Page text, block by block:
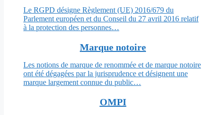
Le RGPD désigne Règlement (UE) 2016/679 du
Parlement européen et du Conseil du 27 avril 2016 relatif
à la protection des personnes…
Marque notoire
Les notions de marque de renommée et de marque notoire
ont été dégagées par la jurisprudence et désignent une
marque largement connue du public…
OMPI